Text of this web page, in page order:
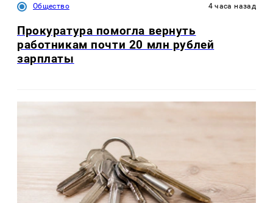
Общество 4 часа назад
Прокуратура помогла вернуть
работникам почти 20 млн рублей
зарплаты